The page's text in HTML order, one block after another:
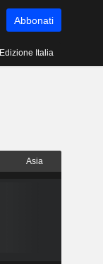
Abbonati
Edizione Italia
Asia